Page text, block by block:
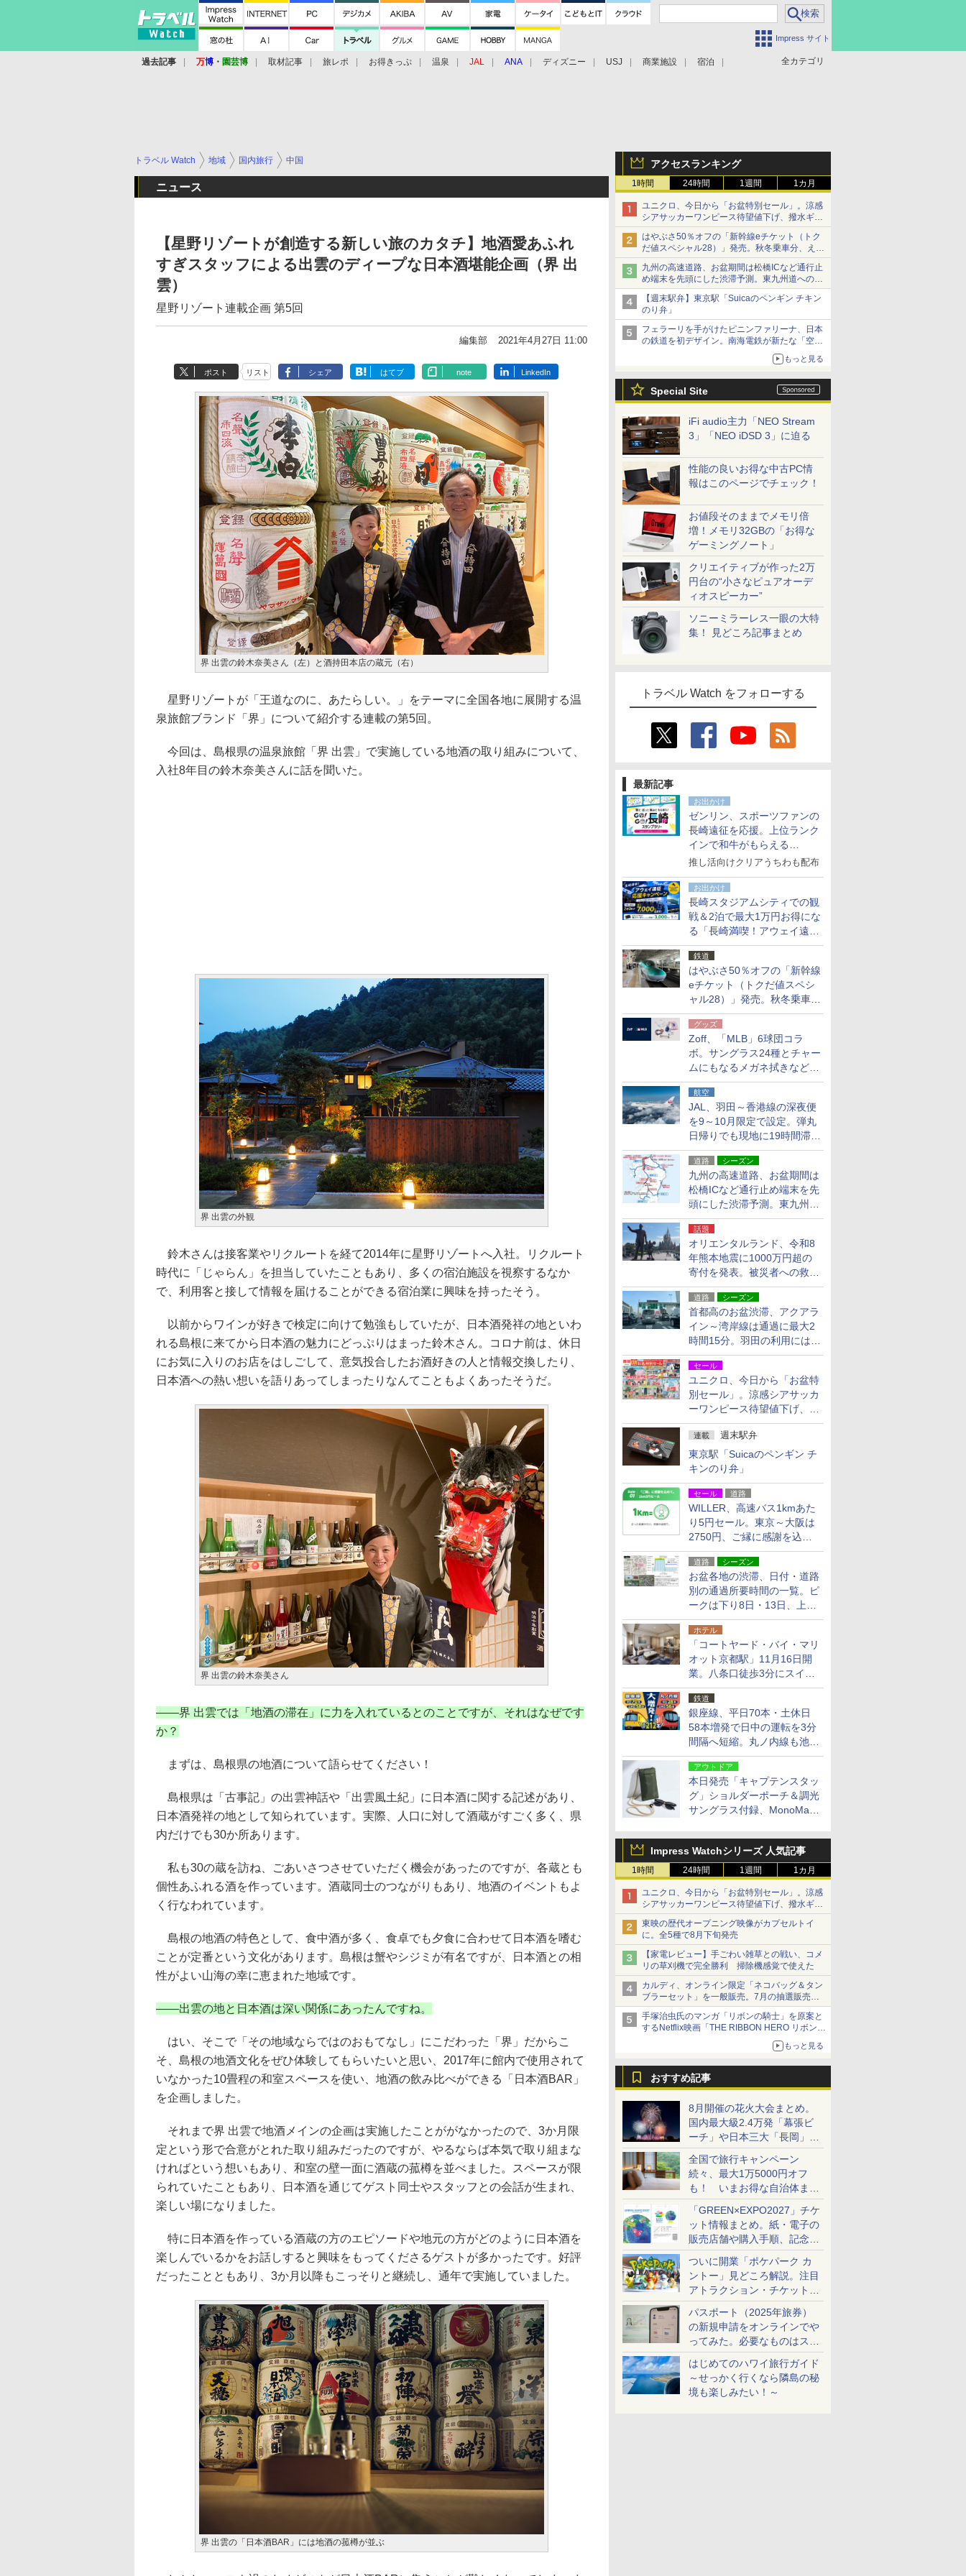
Impress サイト
全カテゴリ
過去記事 万博 ・ 園芸博 取材記事 旅レポ お得きっぷ 温泉 JAL ANA ディズニー USJ 商業施設 宿泊
アクセスランキング
1時間 24時間 1週間 1カ月
ユニクロ、今日から「お盆特別セール」。涼感
シアサッカーワンピース待望値下げ、撥水ギア
ショーツは1990円に
はやぶさ50％オフの「新幹線eチケット（トク
だ値スペシャル28）」発売。秋冬乗車分、えき
ねっと限定
九州の高速道路、お盆期間は松橋ICなど通行止
め端末を先頭にした渋滞予測。東九州道への迂
回は料金調整を実施
【週末駅弁】東京駅「Suicaのペンギン チキン
のり弁」
フェラーリを手がけたピニンファリーナ、日本
の鉄道を初デザイン。南海電鉄が新たな「空港
もっと見る
Special Site
iFi audio主力「NEO Stream
3」「NEO iDSD 3」に迫る
性能の良いお得な中古PC情
報はこのページでチェック！
お値段そのままでメモリ倍
増！メモリ32GBの「お得な
ゲーミングノート」
クリエイティブが作った2万
円台の“小さなピュアオーデ
ィオスピーカー”
ソニーミラーレス一眼の大特
集！ 見どころ記事まとめ
トラベル Watch をフォローする
最新記事
お出かけ
ゼンリン、スポーツファンの
長崎遠征を応援。上位ランク
インで和牛がもらえる
「GO！GO！長崎スタンプラ
推し活向けクリアうちわも配布
お出かけ
長崎スタジアムシティでの観
戦＆2泊で最大1万円お得にな
る「長崎満喫！アウェイ遠征
応援キャンペーン」
鉄道
はやぶさ50％オフの「新幹線
eチケット（トクだ値スペシ
ャル28）」発売。秋冬乗車
分、えきねっと限定
グッズ
Zoff、「MLB」6球団コラ
ボ。サングラス24種とチャー
ムにもなるメガネ拭きなど雑
貨24種
航空
JAL、羽田～香港線の深夜便
を9～10月限定で設定。弾丸
日帰りでも現地に19時間滞在
できる
道路 シーズン
九州の高速道路、お盆期間は
松橋ICなど通行止め端末を先
頭にした渋滞予測。東九州道
への迂回は料金調整を実施
話題
オリエンタルランド、令和8
年熊本地震に1000万円超の
寄付を発表。被災者への救援
活動・復旧支援
道路 シーズン
首都高のお盆渋滞、アクアラ
イン～湾岸線は通過に最大2
時間15分。羽田の利用には
「空港西出口」の利用検討を
セール
ユニクロ、今日から「お盆特
別セール」。涼感シアサッカ
ーワンピース待望値下げ、撥
水ギアショーツは1990円に
連載 週末駅弁
東京駅「Suicaのペンギン チ
キンのり弁」
セール 道路
WILLER、高速バス1kmあた
り5円セール。東京～大阪は
2750円、ご縁に感謝を込め
た20周年記念キャンペーン
道路 シーズン
お盆各地の渋滞、日付・道路
別の通過所要時間の一覧。ピ
ークは下り8日・13日、上り
14日・15日
ホテル
「コートヤード・バイ・マリ
オット京都駅」11月16日開
業。八条口徒歩3分にスイー
ト含む全270室、ダイニング
も併設
鉄道
銀座線、平日70本・土休日
58本増発で日中の運転を3分
間隔へ短縮。丸ノ内線も池袋
～中野坂上を4分間隔に
アウトドア
本日発売「キャプテンスタッ
グ」ショルダーポーチ＆調光
サングラス付録、MonoMax
Impress Watchシリーズ 人気記事
1時間 24時間 1週間 1カ月
ユニクロ、今日から「お盆特別セール」。涼感
シアサッカーワンピース待望値下げ、撥水ギア
ショーツは1990円に
東映の歴代オープニング映像がカプセルトイ
に。全5種で8月下旬発売
【家電レビュー】手ごわい雑草との戦い、コメ
リの草刈機で完全勝利 掃除機感覚で使えた
カルディ、オンライン限定「ネコバッグ＆タン
ブラーセット」を一般販売。7月の抽選販売の
当選無効分
手塚治虫氏のマンガ「リボンの騎士」を原案と
するNetflix映画「THE RIBBON HERO リボンヒ
もっと見る
おすすめ記事
8月開催の花火大会まとめ。
国内最大級2.4万発「幕張ビ
ーチ」や日本三大「長岡」な
ど大型イベント目白押し！
全国で旅行キャンペーン
続々、最大1万5000円オフ
も！ いまお得な自治体まと
め
「GREEN×EXPO2027」チケ
ット情報まとめ。紙・電子の
販売店舗や購入手順、記念チ
ケットも解説
ついに開業「ポケパーク カ
ントー」見どころ解説。注目
アトラクション・チケット手
配・来場前に必要な準備は？
パスポート（2025年旅券）
の新規申請をオンラインでや
ってみた。必要なものはスマ
ホとマイナカードのみ
はじめてのハワイ旅行ガイド
～せっかく行くなら隣島の秘
境も楽しみたい！～
トラベル Watch 地域 国内旅行 中国
ニュース
【星野リゾートが創造する新しい旅のカタチ】地酒愛あふれ
すぎスタッフによる出雲のディープな日本酒堪能企画（界 出
雲）
星野リゾート連載企画 第5回
編集部 2021年4月27日 11:00
ポスト リスト シェア はてブ note LinkedIn
界 出雲の鈴木奈美さん（左）と酒持田本店の蔵元（右）
星野リゾートが「王道なのに、あたらしい。」をテーマに全国各地に展開する温
泉旅館ブランド「界」について紹介する連載の第5回。
今回は、島根県の温泉旅館「界 出雲」で実施している地酒の取り組みについて、
入社8年目の鈴木奈美さんに話を聞いた。
界 出雲の外観
鈴木さんは接客業やリクルートを経て2014年に星野リゾートへ入社。リクルート
時代に「じゃらん」を担当していたこともあり、多くの宿泊施設を視察するなか
で、利用客と接して情報を届けることができる宿泊業に興味を持ったそう。
以前からワインが好きで検定に向けて勉強もしていたが、日本酒発祥の地といわ
れる島根に来てから日本酒の魅力にどっぷりはまった鈴木さん。コロナ前は、休日
にお気に入りのお店をはしごして、意気投合したお酒好きの人と情報交換したり、
日本酒への熱い想いを語りあってしまったりなんてこともよくあったそうだ。
界 出雲の鈴木奈美さん
――界 出雲では「地酒の滞在」に力を入れているとのことですが、それはなぜです
か？
まずは、島根県の地酒について語らせてください！
島根県は「古事記」の出雲神話や「出雲風土紀」に日本酒に関する記述があり、
日本酒発祥の地として知られています。実際、人口に対して酒蔵がすごく多く、県
内だけでも30か所あります。
私も30の蔵を訪ね、ごあいさつさせていただく機会があったのですが、各蔵とも
個性あふれる酒を作っています。酒蔵同士のつながりもあり、地酒のイベントもよ
く行なわれています。
島根の地酒の特色として、食中酒が多く、食卓でも夕食に合わせて日本酒を嗜む
ことが定番という文化があります。島根は蟹やシジミが有名ですが、日本酒との相
性がよい山海の幸に恵まれた地域です。
――出雲の地と日本酒は深い関係にあったんですね。
はい、そこで「その地域ならではのおもてなし」にこだわった「界」だからこ
そ、島根の地酒文化をぜひ体験してもらいたいと思い、2017年に館内で使用されて
いなかった10畳程の和室スペースを使い、地酒の飲み比べができる「日本酒BAR」
を企画しました。
それまで界 出雲で地酒メインの企画は実施したことががなかったので、3か月限
定という形で合意がとれた取り組みだったのですが、やるならば本気で取り組まな
ければという想いもあり、和室の壁一面に酒蔵の菰樽を並べました。スペースが限
られていたこともあり、日本酒を通じてゲスト同士やスタッフとの会話が生まれ、
楽しい場になりました。
特に日本酒を作っている酒蔵の方のエピソードや地元の方がどのように日本酒を
楽しんでいるかをお話しすると興味をもってくださるゲストが多かったです。好評
だったことともあり、3か月以降もこっそりと継続し、通年で実施していました。
界 出雲の「日本酒BAR」には地酒の菰樽が並ぶ